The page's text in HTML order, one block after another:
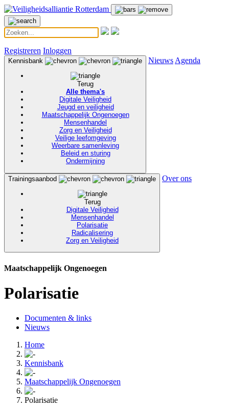
Registreren Inloggen
Kennisbank
Terug
Alle thema's
Digitale Veiligheid
Jeugd en veiligheid
Maatschappelijk Ongenoegen
Mensenhandel
Zorg en Veiligheid
Veilige leefomgeving
Weerbare samenleving
Beleid en sturing
Ondermijning
Nieuws Agenda
Trainingsaanbod
Terug
Digitale Veiligheid
Mensenhandel
Polarisatie
Radicalisering
Zorg en Veiligheid
Over ons
Maatschappelijk Ongenoegen
Polarisatie
Documenten & links
Nieuws
Home
Kennisbank
Maatschappelijk Ongenoegen
Polarisatie